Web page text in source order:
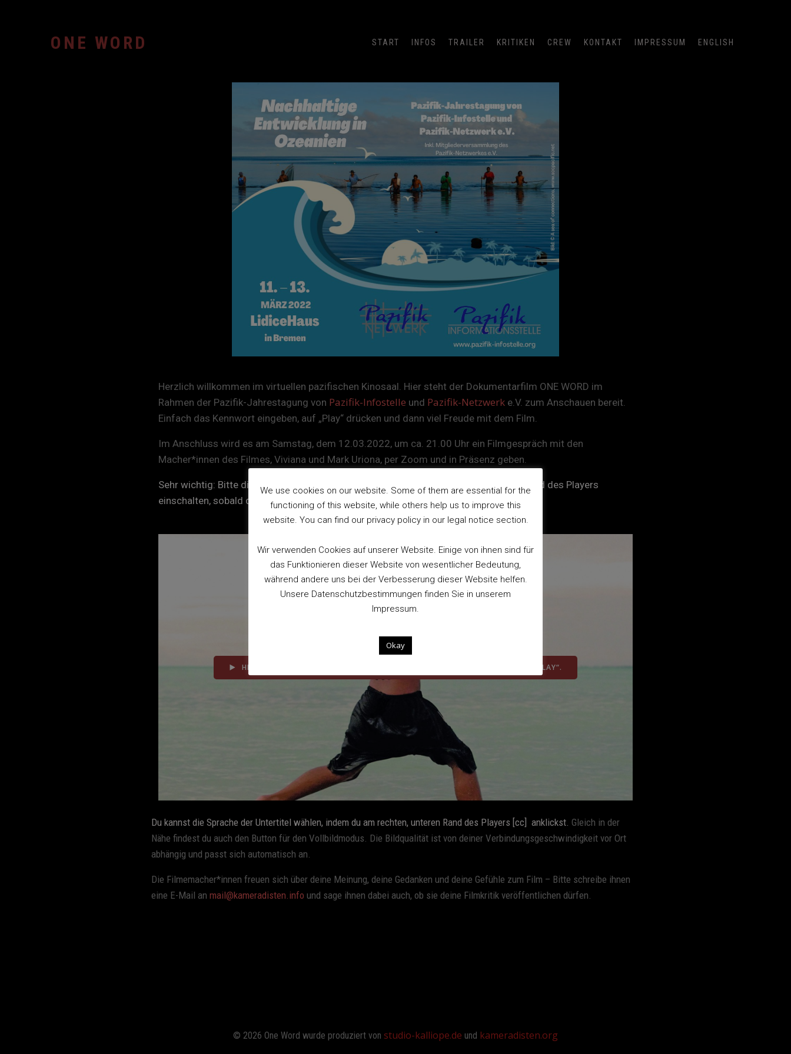
ONE WORD START INFOS TRAILER KRITIKEN CREW KONTAKT IMPRESSUM ENGLISH
Herzlich willkommen im virtuellen pazifischen Kinosaal. Hier steht der Dokumentarfilm ONE WORD im
Rahmen der Pazifik-Jahrestagung von Pazifik-Infostelle und Pazifik-Netzwerk e.V. zum Anschauen bereit.
Einfach das Kennwort eingeben, auf „Play“ drücken und dann viel Freude mit dem Film.
Im Anschluss wird es am Samstag, dem 12.03.2022, um ca. 21.00 Uhr ein Filmgespräch mit den
Macher*innen des Filmes, Viviana und Mark Uriona, per Zoom und in Präsenz geben.
Sehr wichtig: Bitte die Untertitel für ONE WORD über das [cc] – Symbol am unteren Rand des Players
einschalten, sobald der Film läuft.
HEBE DEN VORHANG. GEBE DANN DEIN KENNWORT EIN. KLICKE DANACH AUF „PLAY“.
Du kannst die Sprache der Untertitel wählen, indem du am rechten, unteren Rand des Players [cc] anklickst. Gleich in der
Nähe findest du auch den Button für den Vollbildmodus. Die Bildqualität ist von deiner Verbindungsgeschwindigkeit vor Ort
abhängig und passt sich automatisch an.
Die Filmemacher*innen freuen sich über deine Meinung, deine Gedanken und deine Gefühle zum Film – Bitte schreibe ihnen
eine E-Mail anmail@kameradisten.info und sage ihnen dabei auch, ob sie deine Filmkritik veröffentlichen dürfen.
© 2026 One Word wurde produziert von studio-kalliope.de und kameradisten.org
We use cookies on our website. Some of them are essential for the
functioning of this website, while others help us to improve this
website. You can find our privacy policy in our legal notice section.
Wir verwenden Cookies auf unserer Website. Einige von ihnen sind für
das Funktionieren dieser Website von wesentlicher Bedeutung,
während andere uns bei der Verbesserung dieser Website helfen.
Unsere Datenschutzbestimmungen finden Sie in unserem
Impressum.
Okay